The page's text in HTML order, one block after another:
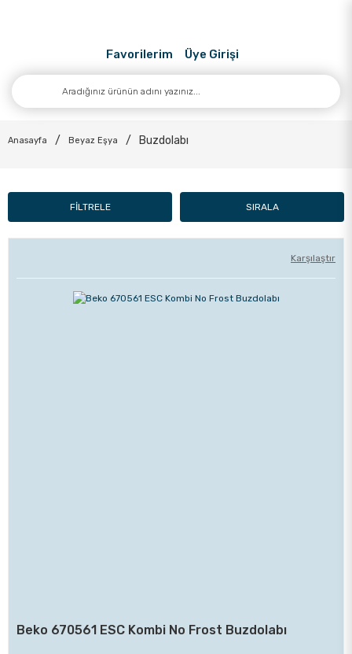
Favorilerim Üye Girişi
Anasayfa Beyaz Eşya Buzdolabı
FİLTRELE SIRALA
Karşılaştır
Beko 670561 ESC Kombi No Frost Buzdolabı